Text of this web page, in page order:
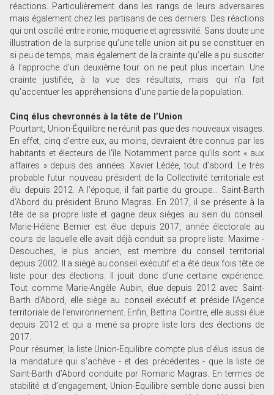
réactions. Particulièrement dans les rangs de leurs adversaires
mais également chez les partisans de ces derniers. Des réactions
qui ont oscillé entre ironie, moquerie et agressivité. Sans doute une
illustration de la surprise qu’une telle union ait pu se constituer en
si peu de temps, mais également de la crainte qu’elle a pu susciter
à l’approche d’un deuxième tour on ne peut plus incertain. Une
crainte justifiée, à la vue des résultats, mais qui n’a fait
qu’accentuer les appréhensions d’une partie de la population.
Cinq élus chevronnés à la tête de l’Union
Pourtant, Union-Équilibre ne réunit pas que des nouveaux visages.
En effet, cinq d’entre eux, au moins, devraient être connus par les
habitants et électeurs de l’île. Notamment parce qu’ils sont « aux
affaires » depuis des années. Xavier Lédée, tout d’abord. Le très
probable futur nouveau président de la Collectivité territoriale est
élu depuis 2012. A l’époque, il fait partie du groupe... Saint-Barth
d’Abord du président Bruno Magras. En 2017, il se présente à la
tête de sa propre liste et gagne deux sièges au sein du conseil.
Marie-Hélène Bernier est élue depuis 2017, année électorale au
cours de laquelle elle avait déjà conduit sa propre liste. Maxime ­
Desouches, le plus ancien, est membre du conseil territorial
depuis 2002. Il a siégé au conseil exécutif et a été deux fois tête de
liste pour des élections. Il jouit donc d’une certaine expérience.
Tout comme Marie-Angèle Aubin, élue depuis 2012 avec Saint-
Barth d’Abord, elle siège au conseil exécutif et préside l’Agence
territoriale de l’environnement. Enfin, Bettina Cointre, elle aussi élue
depuis 2012 et qui a mené sa propre liste lors des élections de
2017.
Pour résumer, la liste Union-Equilibre compte plus d’élus issus de
la mandature qui s’achève - et des précédentes - que la liste de
Saint-Barth d’Abord conduite par Romaric Magras. En termes de
stabilité et d’engagement, Union-Equilibre semble donc aussi bien